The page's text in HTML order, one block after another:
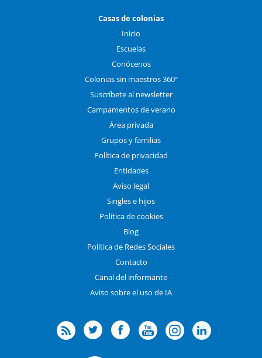
Casas de colonias
Inicio
Escuelas
Conócenos
Colonias sin maestros 360º
Suscríbete al newsletter
Campamentos de verano
Área privada
Grupos y familias
Política de privacidad
Entidades
Aviso legal
Singles e hijos
Política de cookies
Blog
Política de Redes Sociales
Contacto
Canal del informante
Aviso sobre el uso de IA